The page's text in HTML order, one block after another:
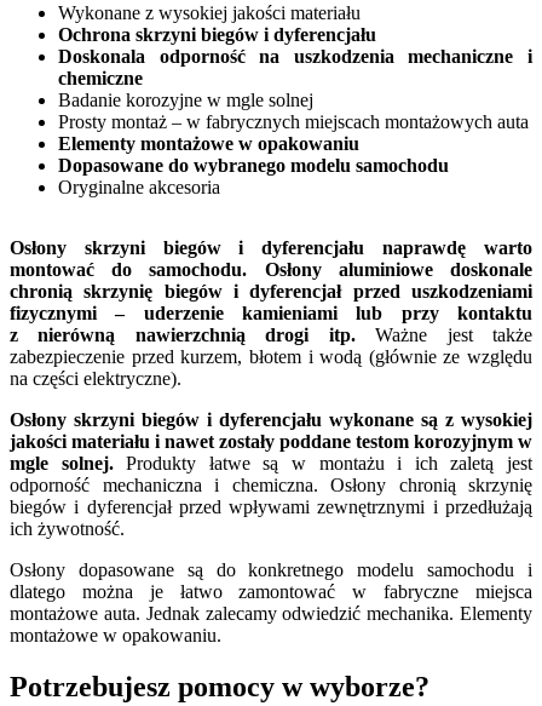
Wykonane z wysokiej jakości materiału
Ochrona skrzyni biegów i dyferencjału
Doskonala odporność na uszkodzenia mechaniczne i
chemiczne
Badanie korozyjne w mgle solnej
Prosty montaż – w fabrycznych miejscach montażowych auta
Elementy montażowe w opakowaniu
Dopasowane do wybranego modelu samochodu
Oryginalne akcesoria
Osłony skrzyni biegów i dyferencjału naprawdę warto
montować do samochodu. Osłony aluminiowe doskonale
chronią skrzynię biegów i dyferencjał przed uszkodzeniami
fizycznymi – uderzenie kamieniami lub przy kontaktu
z nierówną nawierzchnią drogi itp.Ważne jest także
zabezpieczenie przed kurzem, błotem i wodą (głównie ze względu
na części elektryczne).
Osłony skrzyni biegów i dyferencjału wykonane są z wysokiej
jakości materiału i nawet zostały poddane testom korozyjnym w
mgle solnej.Produkty łatwe są w montażu i ich zaletą jest
odporność mechaniczna i chemiczna. Osłony chronią skrzynię
biegów i dyferencjał przed wpływami zewnętrznymi i przedłużają
ich żywotność.
Osłony dopasowane są do konkretnego modelu samochodu i
dlatego można je łatwo zamontować w fabryczne miejsca
montażowe auta. Jednak zalecamy odwiedzić mechanika. Elementy
montażowe w opakowaniu.
Potrzebujesz pomocy w wyborze?